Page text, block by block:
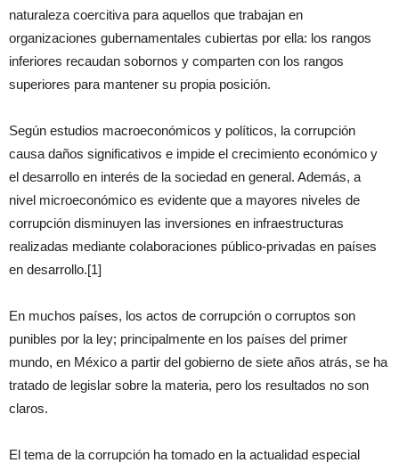
naturaleza coercitiva para aquellos que trabajan en
organizaciones gubernamentales cubiertas por ella: los rangos
inferiores recaudan sobornos y comparten con los rangos
superiores para mantener su propia posición.
Según estudios macroeconómicos y políticos, la corrupción
causa daños significativos e impide el crecimiento económico y
el desarrollo en interés de la sociedad en general. Además, a
nivel microeconómico es evidente que a mayores niveles de
corrupción disminuyen las inversiones en infraestructuras
realizadas mediante colaboraciones público-privadas en países
en desarrollo.[1]
En muchos países, los actos de corrupción o corruptos son
punibles por la ley; principalmente en los países del primer
mundo, en México a partir del gobierno de siete años atrás, se ha
tratado de legislar sobre la materia, pero los resultados no son
claros.
El tema de la corrupción ha tomado en la actualidad especial